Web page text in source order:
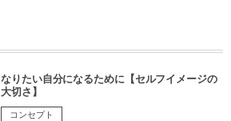
なりたい自分になるために【セルフイメージの
大切さ】
コンセプト